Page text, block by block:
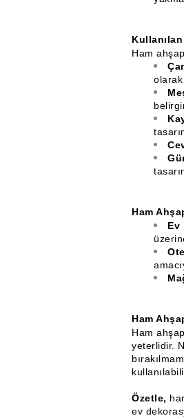
Ham
Ham
Ev
Ham
Ham
yeterlidir.
Özetle,
ev